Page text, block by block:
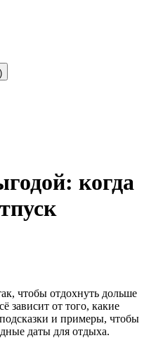
когда
чтобы отдохнуть дольше
зависит от того, какие
и примеры, чтобы
даты для отдыха.